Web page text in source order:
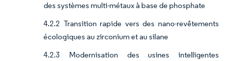
des systèmes multi-métaux à base de phosphate
4.2.2 Transition rapide vers des nano-revêtements
écologiques au zirconium et au silane
4.2.3 Modernisation des usines intelligentes